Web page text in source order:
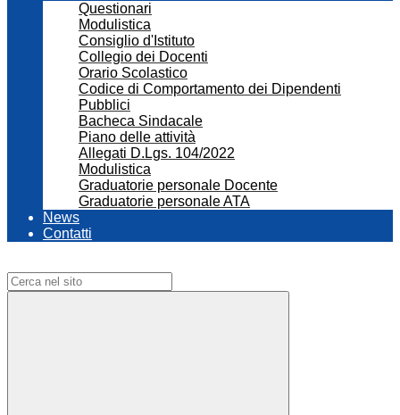
Questionari
Modulistica
Consiglio d'Istituto
Collegio dei Docenti
Orario Scolastico
Codice di Comportamento dei Dipendenti
Pubblici
Bacheca Sindacale
Piano delle attività
Allegati D.Lgs. 104/2022
Modulistica
Graduatorie personale Docente
Graduatorie personale ATA
News
Contatti